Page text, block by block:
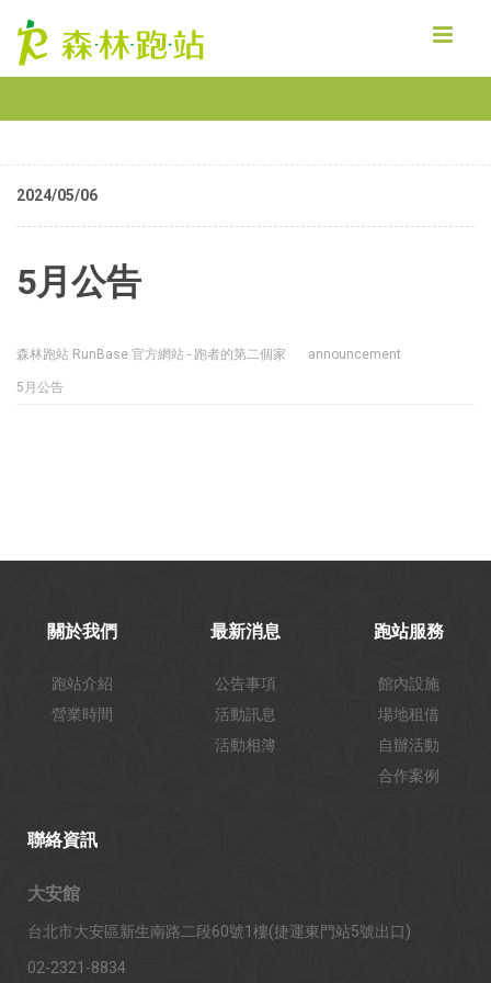
2024/05/06
5月公告
森林跑站 RunBase 官方網站 - 跑者的第二個家 announcement
5月公告
關於我們
跑站介紹
營業時間
最新消息
公告事項
活動訊息
活動相簿
跑站服務
館內設施
場地租借
自辦活動
合作案例
聯絡資訊
大安館
台北市大安區新生南路二段60號1樓(捷運東門站5號出口)
02-2321-8834